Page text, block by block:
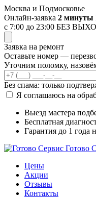
Перейти
к
содержимому
Москва и Подмосковье
Онлайн-заявка 2 минуты
с 7:00 до 23:00 БЕЗ
Заявка на ремонт
Оставьте номер —
Уточним поломку,
Без спама: только
Я соглашаюсь на
Выезд мастера
Бесплатная
Гарантия до 1 года
Готово
Цены
Акции
Отзывы
Контакты